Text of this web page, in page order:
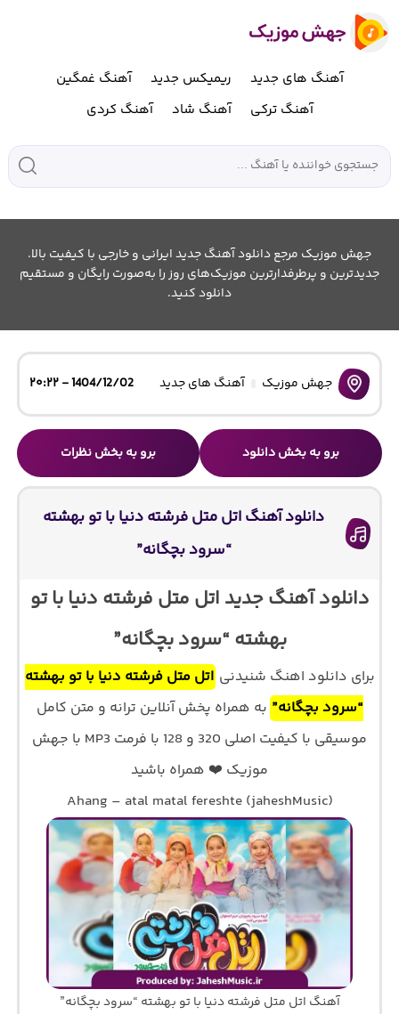
آهنگ های جدید ریمیکس جدید
آهنگ غمگین
آهنگ ترکی
آهنگ شاد آهنگ کردی
جهش موزیک مرجع دانلود آهنگ جدید ایرانی و خارجی با کیفیت بالا.
جدیدترین و پرطرفدارترین موزیک‌های روز را به‌صورت رایگان و مستقیم
دانلود کنید.
جهش موزیک آهنگ های جدید 1404/12/02 - ۲۰:۲۲
برو به بخش دانلود برو به بخش نظرات
دانلود آهنگ اتل متل فرشته دنیا با تو بهشته
“سرود بچگانه”
دانلود آهنگ جدید اتل متل فرشته دنیا با تو
بهشته “سرود بچگانه”
برای دانلود اهنگ شنیدنی اتل متل فرشته دنیا با تو بهشته
“سرود بچگانه” به همراه پخش آنلاین ترانه و متن کامل
موسیقی با کیفیت اصلی 320 و 128 با فرمت MP3 با جهش
موزیک ❤️ همراه باشید
Ahang – atal matal fereshte (jaheshMusic)
آهنگ اتل متل فرشته دنیا با تو بهشته “سرود بچگانه”